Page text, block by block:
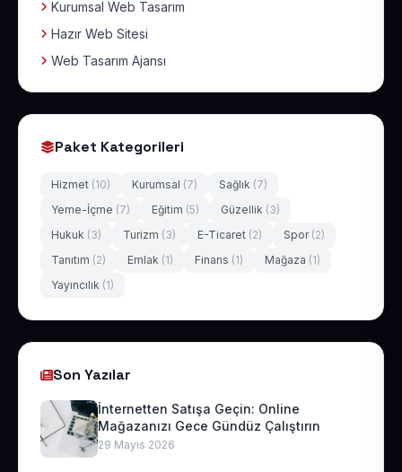
Kurumsal Web Tasarım
Hazır Web Sitesi
Web Tasarım Ajansı
Paket Kategorileri
Hizmet (10) Kurumsal (7) Sağlık (7)
Yeme-İçme (7) Eğitim (5) Güzellik (3)
Hukuk (3) Turizm (3) E-Ticaret (2) Spor (2)
Tanıtım (2) Emlak (1) Finans (1) Mağaza (1)
Yayıncılık (1)
Son Yazılar
İnternetten Satışa Geçin: Online
Mağazanızı Gece Gündüz Çalıştırın
29 Mayıs 2026